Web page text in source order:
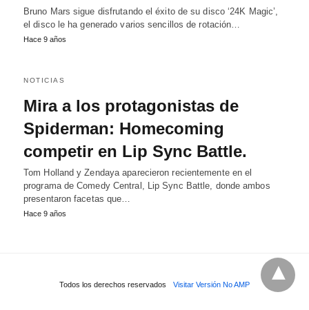
Bruno Mars sigue disfrutando el éxito de su disco ‘24K Magic’,
el disco le ha generado varios sencillos de rotación…
Hace 9 años
NOTICIAS
Mira a los protagonistas de
Spiderman: Homecoming
competir en Lip Sync Battle.
Tom Holland y Zendaya aparecieron recientemente en el
programa de Comedy Central, Lip Sync Battle, donde ambos
presentaron facetas que…
Hace 9 años
Todos los derechos reservados Visitar Versión No AMP